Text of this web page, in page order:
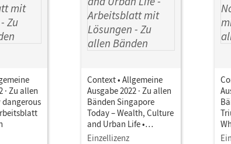
· Zu allen
dangerous
Context • Allgemeine
Ausgabe 2022 · Zu allen
Bänden Singapore
Today – Wealth, Culture
and Urban Life •
Arbeitsblatt mit
Einzellizenz